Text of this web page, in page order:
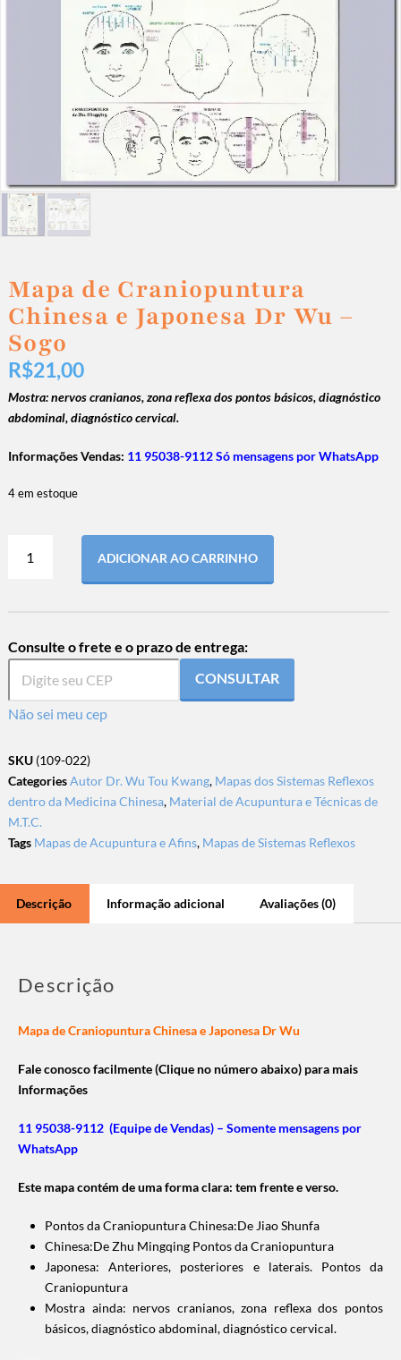
Mapa de Craniopuntura
Chinesa e Japonesa Dr Wu –
Sogo
R$21,00
Mostra: nervos cranianos, zona reflexa dos pontos básicos, diagnóstico
abdominal, diagnóstico cervical.
Informações Vendas: 11 95038-9112 Só mensagens por WhatsApp
4 em estoque
ADICIONAR AO CARRINHO
Consulte o frete e o prazo de entrega:
CONSULTAR
Não sei meu cep
SKU (109-022)
CategoriesAutor Dr. Wu Tou Kwang, Mapas dos Sistemas Reflexos
dentro da Medicina Chinesa, Material de Acupuntura e Técnicas de
M.T.C.
Tags Mapas de Acupuntura e Afins, Mapas de Sistemas Reflexos
Descrição Informação adicional Avaliações (0)
Descrição
Mapa de Craniopuntura Chinesa e Japonesa Dr Wu
Fale conosco facilmente (Clique no número abaixo) para mais
Informações
11 95038-9112 (Equipe de Vendas) – Somente mensagens por
WhatsApp
Este mapa contém de uma forma clara: tem frente e verso.
Pontos da Craniopuntura Chinesa:De Jiao Shunfa
Chinesa:De Zhu Mingqing Pontos da Craniopuntura
Japonesa: Anteriores, posteriores e laterais. Pontos da
Craniopuntura
Mostra ainda: nervos cranianos, zona reflexa dos pontos
básicos, diagnóstico abdominal, diagnóstico cervical.